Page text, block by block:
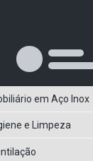
em Aço Inox
e Limpeza